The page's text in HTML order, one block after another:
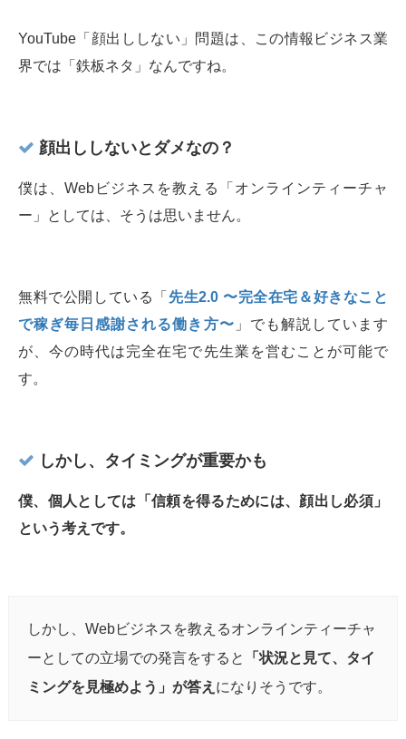
YouTube「顔出ししない」問題は、この情報ビジネス業
界では「鉄板ネタ」なんですね。
顔出ししないとダメなの？
僕は、Webビジネスを教える「オンラインティーチャ
ー」としては、そうは思いません。
無料で公開している「 先生2.0 〜完全在宅＆好きなこと
で稼ぎ毎日感謝される働き方〜 」でも解説しています
が、今の時代は完全在宅で先生業を営むことが可能で
す。
しかし、タイミングが重要かも
僕、個人としては「信頼を得るためには、顔出し必須」
という考えです。
しかし、Webビジネスを教えるオンラインティーチャ
ーとしての立場での発言をすると
「状況と見て、タイ
ミングを見極めよう」が答え になりそうです。